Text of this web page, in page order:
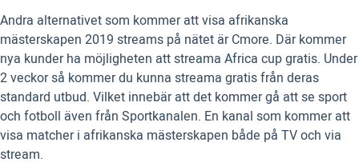
Andra alternativet som kommer att visa afrikanska
mästerskapen 2019 streams på nätet är Cmore. Där kommer
nya kunder ha möjligheten att streama Africa cup gratis. Under
2 veckor så kommer du kunna streama gratis från deras
standard utbud. Vilket innebär att det kommer gå att se sport
och fotboll även från Sportkanalen. En kanal som kommer att
visa matcher i afrikanska mästerskapen både på TV och via
stream.